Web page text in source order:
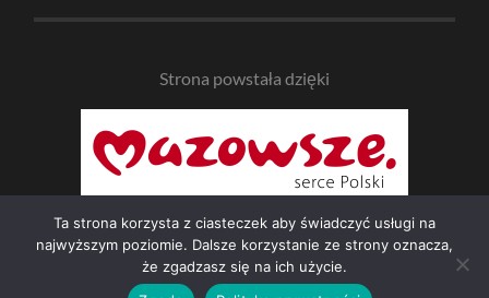
Strona powstała dzięki
© 2026 NAD BZURĄ —UP ↑
Ta strona korzysta z ciasteczek aby świadczyć usługi na
najwyższym poziomie. Dalsze korzystanie ze strony oznacza,
że zgadzasz się na ich użycie.